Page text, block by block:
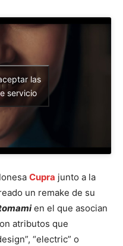
las
servicio
Cupra junto a la
un remake de su
ien el que asocian
atributos que
“electric” o